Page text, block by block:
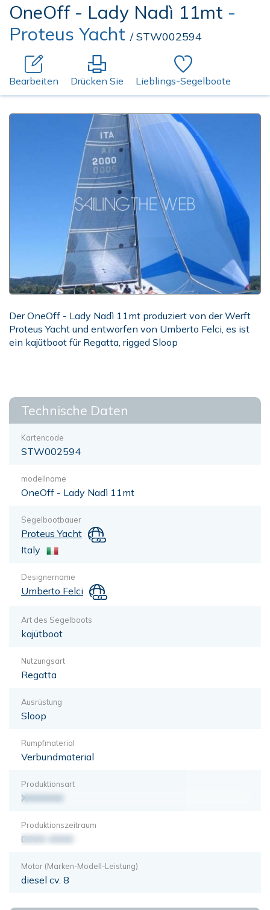
OneOff - Lady Nadì 11mt -
Proteus Yacht / STW002594
Bearbeiten Drücken Sie Lieblings-Segelboote
Der OneOff - Lady Nadì 11mt produziert von der Werft
Proteus Yacht und entworfen von Umberto Felci, es ist
ein kajütboot für Regatta, rigged Sloop
Technische Daten
Kartencode
STW002594
modellname
OneOff - Lady Nadì 11mt
Segelbootbauer
Proteus Yacht
Italy
Designername
Umberto Felci
Art des Segelboots
kajütboot
Nutzungsart
Regatta
Ausrüstung
Sloop
Rumpfmaterial
Verbundmaterial
Produktionsart
XXXXXXX
Produktionszeitraum
0000-0000
Motor (Marken-Modell-Leistung)
diesel cv. 8